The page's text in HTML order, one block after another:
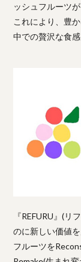
ッシュフルーツ
これにより、豊
中での贅沢な食
『REFURU』(
のに新しい価値
フルーツを